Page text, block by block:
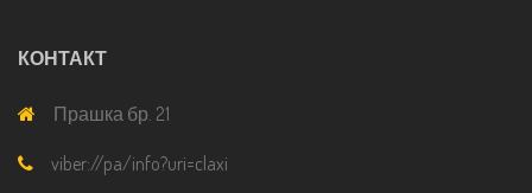
КОНТАКТ
Прашка бр. 21
viber://pa/info?uri=claxi